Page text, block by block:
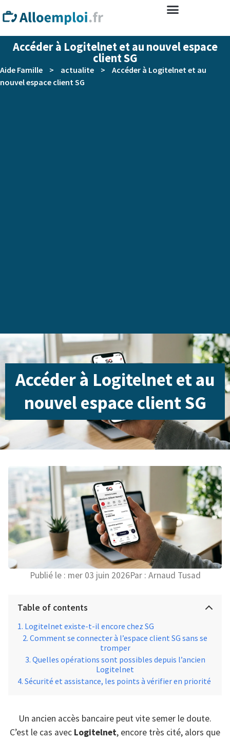
Accéder à Logitelnet et au nouvel espace
client SG
Aide Famille > actualite >
Accéder à Logitelnet et au
nouvel espace client SG
Accéder à Logitelnet et au
nouvel espace client SG
Publié le : mer 03 juin 2026Par : Arnaud Tusad
Table of contents
Logitelnet existe-t-il encore chez SG
Comment se connecter à l’espace client SG sans se
tromper
Quelles opérations sont possibles depuis l’ancien
Logitelnet
Sécurité et assistance, les points à vérifier en priorité
Un ancien accès bancaire peut vite semer le doute.
C’est le cas avec Logitelnet, encore très cité, alors que